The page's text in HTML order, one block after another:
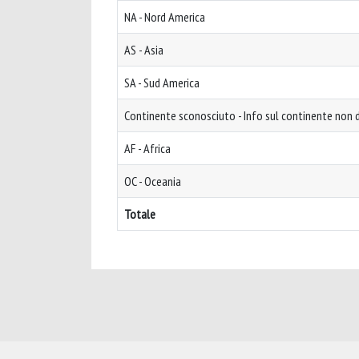
NA - Nord America
AS - Asia
SA - Sud America
Continente sconosciuto - Info sul continente non
AF - Africa
OC - Oceania
Totale